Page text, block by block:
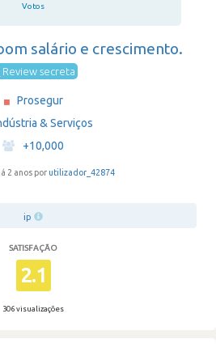
Votos
salário e crescimento.
Review secreta
Prosegur
& Serviços
·
+10,000
2 anos por utilizador_42874
ip
SATISFAÇÃO
2.1
306 visualizações